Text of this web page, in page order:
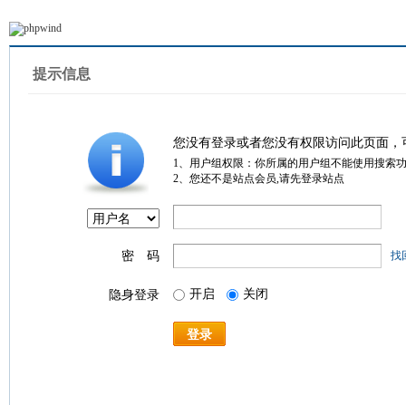
提示信息
您没有登录或者您没有权限访问此页面
1、用户组权限：你所属的用户组不能使用搜索
2、您还不是站点会员,请先登录站点
密 码 找
隐身登录 开启 关闭
登录